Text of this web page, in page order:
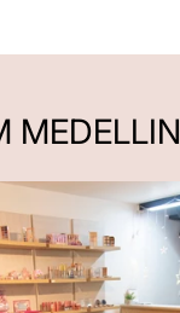
MEDELLIN